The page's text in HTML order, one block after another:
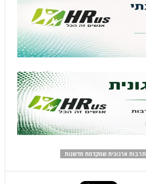
תרבות ארגונית שמקדמת חדשנות